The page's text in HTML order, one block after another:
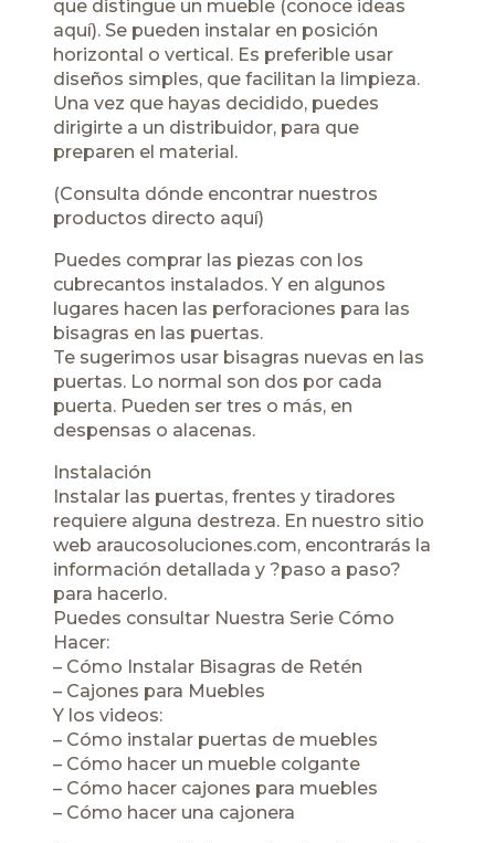
que distingue un mueble (conoce ideas
aquí). Se pueden instalar en posición
horizontal o vertical. Es preferible usar
diseños simples, que facilitan la limpieza.
Una vez que hayas decidido, puedes
dirigirte a un distribuidor, para que
preparen el material.
(Consulta dónde encontrar nuestros
productos directo aquí)
Puedes comprar las piezas con los
cubrecantos instalados. Y en algunos
lugares hacen las perforaciones para las
bisagras en las puertas.
Te sugerimos usar bisagras nuevas en las
puertas. Lo normal son dos por cada
puerta. Pueden ser tres o más, en
despensas o alacenas.
Instalación
Instalar las puertas, frentes y tiradores
requiere alguna destreza. En nuestro sitio
web araucosoluciones.com, encontrarás la
información detallada y ?paso a paso?
para hacerlo.
Puedes consultar Nuestra Serie Cómo
Hacer:
– Cómo Instalar Bisagras de Retén
– Cajones para Muebles
Y los videos:
– Cómo instalar puertas de muebles
– Cómo hacer un mueble colgante
– Cómo hacer cajones para muebles
– Cómo hacer una cajonera